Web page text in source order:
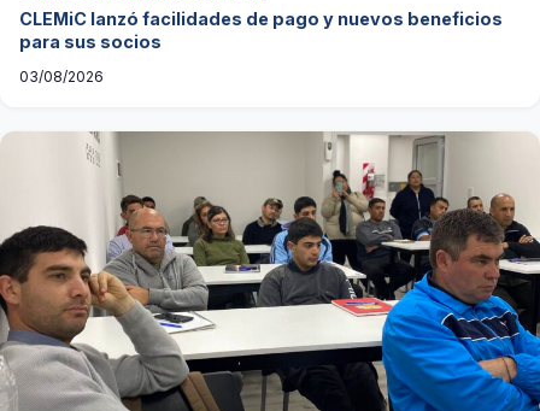
CLEMiC lanzó facilidades de pago y nuevos beneficios
para sus socios
03/08/2026